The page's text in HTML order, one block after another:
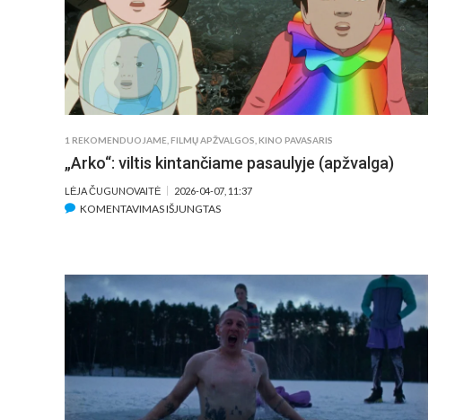
1 REKOMENDUOJAME FILMŲ APŽVALGOS KINO PAVASARIS
„Arko“: viltis kintančiame pasaulyje (apžvalga)
LĖJA ČUGUNOVAITĖ 2026-04-07, 11:37
KOMENTAVIMAS IŠJUNGTASĮRAŠE
PASAULYJE
(APŽVALGA)